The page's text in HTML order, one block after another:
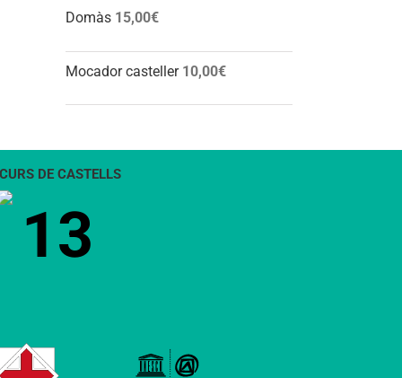
Domàs 15,00€
Mocador casteller 10,00€
DE CASTELLS
13